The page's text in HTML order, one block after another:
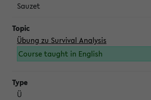
Sauzet
Übung zu Survival Analysis
Course taught in English
Ü